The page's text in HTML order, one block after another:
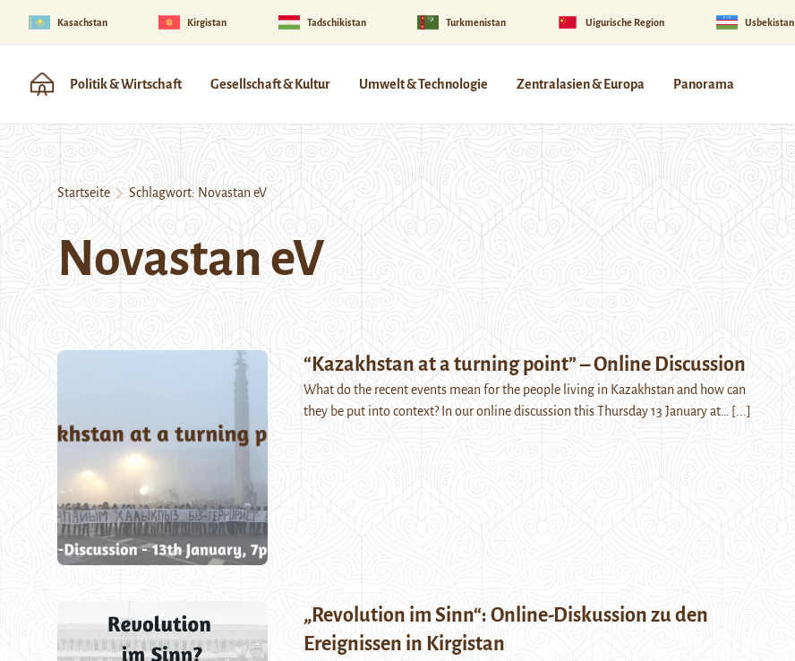
Kasachstan Kirgistan Tadschikistan Turkmenistan Uigurische Region Usbekistan
Politik & Wirtschaft Gesellschaft & Kultur Umwelt & Technologie Zentralasien & Europa Panorama
Startseite Schlagwort: Novastan eV
Novastan eV
“Kazakhstan at a turning point” – Online Discussion
What do the recent events mean for the people living in Kazakhstan and how can
they be put into context? In our online discussion this Thursday 13 January at…
[...]
„Revolution im Sinn“: Online-Diskussion zu den
Ereignissen in Kirgistan